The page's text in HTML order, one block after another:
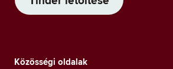
Közösségi oldalak